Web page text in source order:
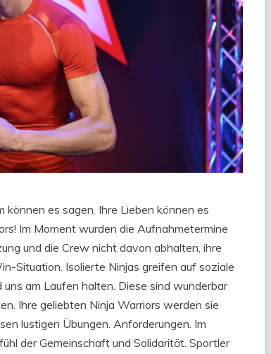
können es sagen. Ihre Lieben können es
Im Moment wurden die Aufnahmetermine
und die Crew nicht davon abhalten, ihre
Situation. Isolierte Ninjas greifen auf soziale
uns am Laufen halten. Diese sind wunderbar
Ihre geliebten Ninja Warriors werden sie
lustigen Übungen. Anforderungen. Im
der Gemeinschaft und Solidarität. Sportler